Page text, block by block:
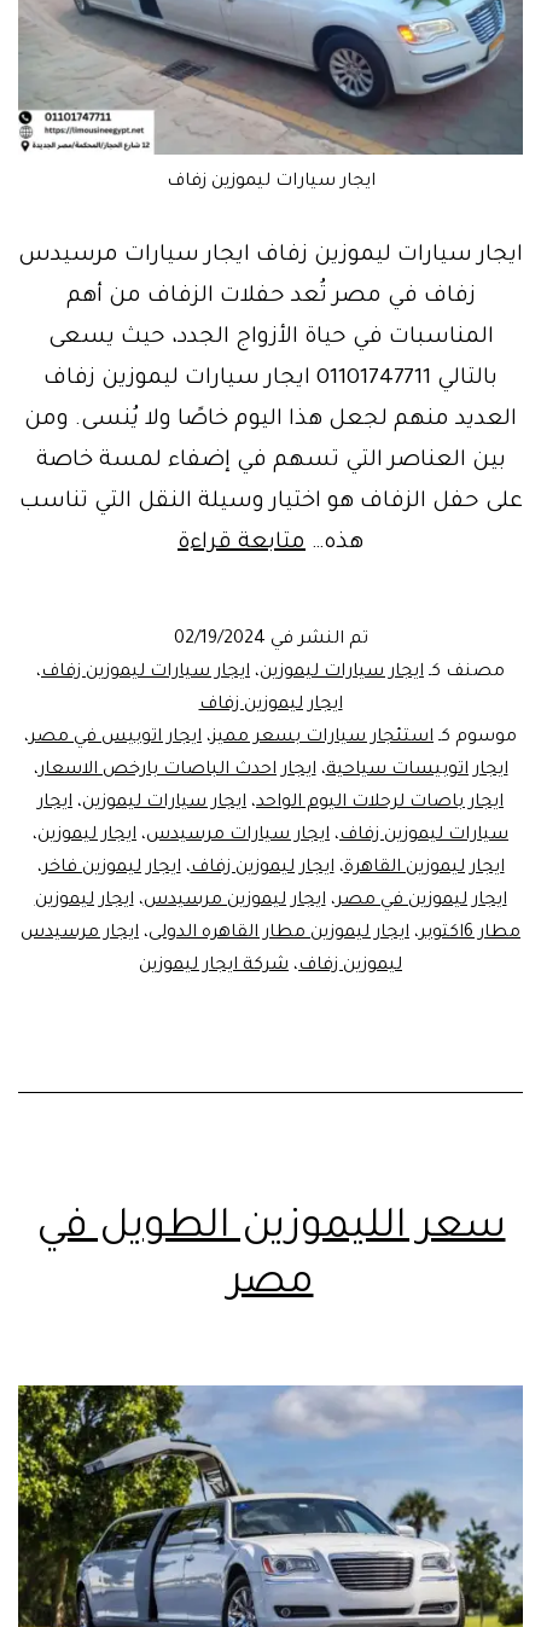
ايجار سيارات ليموزين زفاف
ايجار سيارات ليموزين زفاف ايجار سيارات مرسيدس
زفاف في مصر تُعد حفلات الزفاف من أهم
المناسبات في حياة الأزواج الجدد، حيث يسعى
بالتالي 01101747711 ايجار سيارات ليموزين زفاف
العديد منهم لجعل هذا اليوم خاصًا ولا يُنسى. ومن
بين العناصر التي تسهم في إضفاء لمسة خاصة
على حفل الزفاف هو اختيار وسيلة النقل التي تناسب
هذه… متابعة قراءةتاجير
سيارات
مرسيدس
زفاف
تم النشر في 02/19/2024
مصنف كـ ايجار سيارات ليموزين، ايجار سيارات ليموزين زفاف،
ايجار ليموزين زفاف
موسوم كـ استئجار سيارات بسعر مميز، ايجار اتوبيس في مصر،
ايجار اتوبيسات سياحية،ايجار احدث الباصات بارخص الاسعار،
ايجار باصات لرحلات اليوم الواحد، ايجار سيارات ليموزين، ايجار
سيارات ليموزين زفاف، ايجار سيارات مرسيدس، ايجار ليموزين،
ايجار ليموزين القاهرة،ايجار ليموزين زفاف،ايجار ليموزين فاخر،
ايجار ليموزين في مصر،ايجار ليموزين مرسيدس،ايجار ليموزين
مطار 6اكتوبر
، ايجار ليموزين مطار القاهره الدولى، ايجار مرسيدس
ليموزين زفاف، شركة ايجار ليموزين
سعر الليموزين الطويل في
مصر